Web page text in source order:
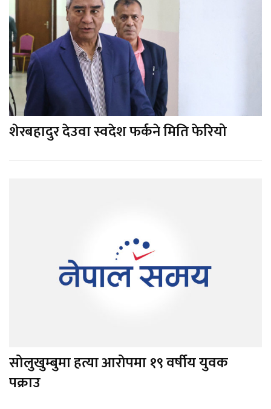
शेरबहादुर देउवा स्वदेश फर्कने मिति फेरियो
सोलुखुम्बुमा हत्या आरोपमा १९ वर्षीय युवक
पक्राउ